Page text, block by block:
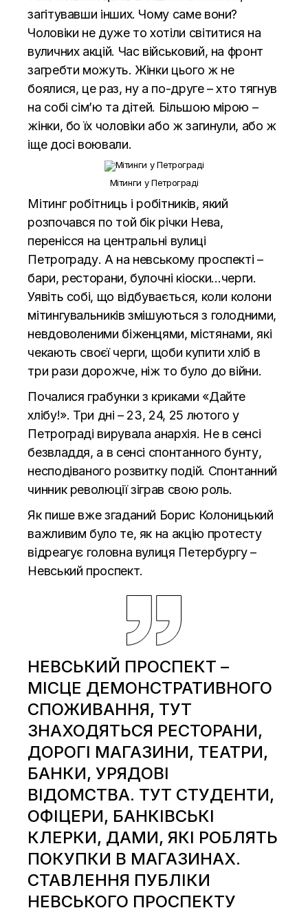
загітувавши інших. Чому саме вони?
Чоловіки не дуже то хотіли світитися на
вуличних акцій. Час військовий, на фронт
загребти можуть. Жінки цього ж не
боялися, це раз, ну а по-друге – хто тягнув
на собі сім’ю та дітей. Більшою мірою –
жінки, бо їх чоловіки або ж загинули, або ж
іще досі воювали.
Мітинги у Петрограді
Мітинг робітниць і робітників, який
розпочався по той бік річки Нева,
перенісся на центральні вулиці
Петрограду. А на невському проспекті –
бари, ресторани, булочні кіоски…черги.
Уявіть собі, що відбувається, коли колони
мітингувальників змішуються з голодними,
невдоволеними біженцями, містянами, які
чекають своєї черги, щоби купити хліб в
три рази дорожче, ніж то було до війни.
Почалися грабунки з криками «Дайте
хлібу!». Три дні – 23, 24, 25 лютого у
Петрограді вирувала анархія. Не в сенсі
безвладдя, а в сенсі спонтанного бунту,
несподіваного розвитку подій. Спонтанний
чинник революції зіграв свою роль.
Як пише вже згаданий Борис Колоницький
важливим було те, як на акцію протесту
відреагує головна вулиця Петербургу –
Невський проспект.
НЕВСЬКИЙ ПРОСПЕКТ –
МІСЦЕ ДЕМОНСТРАТИВНОГО
СПОЖИВАННЯ, ТУТ
ЗНАХОДЯТЬСЯ РЕСТОРАНИ,
ДОРОГІ МАГАЗИНИ, ТЕАТРИ,
БАНКИ, УРЯДОВІ
ВІДОМСТВА. ТУТ СТУДЕНТИ,
ОФІЦЕРИ, БАНКІВСЬКІ
КЛЕРКИ, ДАМИ, ЯКІ РОБЛЯТЬ
ПОКУПКИ В МАГАЗИНАХ.
СТАВЛЕННЯ ПУБЛІКИ
НЕВСЬКОГО ПРОСПЕКТУ